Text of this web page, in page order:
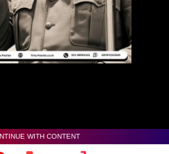
WITH CONTENT